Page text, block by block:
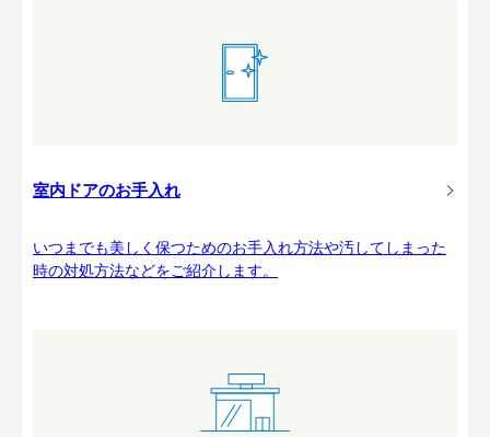
室内ドアのお手入れ
いつまでも美しく保つためのお手入れ方法や汚してしまった
時の対処方法などをご紹介します。